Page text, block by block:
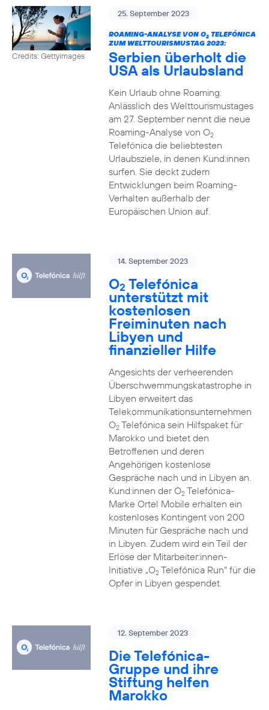
Credits: Gettyimages
25. September 2023
ROAMING-ANALYSE VON O2TELEFÓNICA
ZUM WELTTOURISMUSTAG 2023:
Serbien überholt die
USA als Urlaubsland
Kein Urlaub ohne Roaming:
Anlässlich des Welttourismustages
am 27. September nennt die neue
Roaming-Analyse von O2
Telefónica die beliebtesten
Urlaubsziele, in denen Kund:innen
surfen. Sie deckt zudem
Entwicklungen beim Roaming-
Verhalten außerhalb der
Europäischen Union auf.
14. September 2023
O2 Telefónica
unterstützt mit
kostenlosen
Freiminuten nach
Libyen und
finanzieller Hilfe
Angesichts der verheerenden
Überschwemmungskatastrophe in
Libyen erweitert das
Telekommunikationsunternehmen
O2Telefónica sein Hilfspaket für
Marokko und bietet den
Betroffenen und deren
Angehörigen kostenlose
Gespräche nach und in Libyen an.
Kund:innen der O2Telefónica-
Marke Ortel Mobile erhalten ein
kostenloses Kontingent von 200
Minuten für Gespräche nach und
in Libyen. Zudem wird ein Teil der
Erlöse der Mitarbeiter:innen-
Initiative „O2Telefónica Run“ für die
Opfer in Libyen gespendet.
12. September 2023
Die Telefónica-
Gruppe und ihre
Stiftung helfen
Marokko